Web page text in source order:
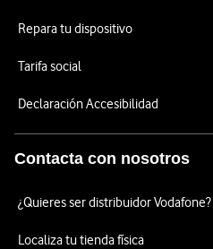
Repara tu dispositivo
Tarifa social
Declaración Accesibilidad
Contacta con nosotros
¿Quieres ser distribuidor Vodafone?
Localiza tu tienda física